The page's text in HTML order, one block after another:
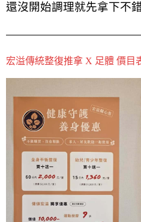
還沒開始調理就先拿下不
宏溢傳統整復推拿 X 足體 價目